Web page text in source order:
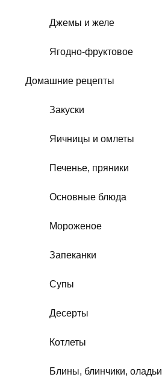
Джемы и желе
Ягодно-фруктовое
Домашние рецепты
Закуски
Яичницы и омлеты
Печенье, пряники
Основные блюда
Мороженое
Запеканки
Супы
Десерты
Котлеты
Блины, блинчики, оладьи